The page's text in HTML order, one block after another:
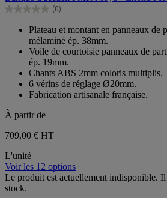
étoiles.
(0)
0.0
étoiles.
Plateau et montant en panneaux de
mélaminé ép. 38mm.
Voile de courtoisie panneaux de
ép. 19mm.
Chants ABS 2mm coloris multiplis.
6 vérins de réglage Ø20mm.
Fabrication artisanale française.
À partir de
709,00 € HT
L'unité
Voir les 12 options
Le produit est actuellement indisponible.
stock.